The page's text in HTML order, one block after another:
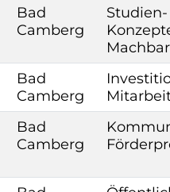
Bad
Camberg
Bad
Camberg
Bad
Camberg